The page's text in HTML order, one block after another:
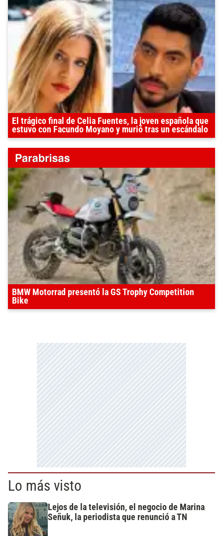
El trágico final de Celia Fuentes, la joven española que
estuvo con Facundo Moyano y murió tras un escándalo
BMW Motorrad presentó la GS Trophy Competition
Bike
Lo más visto
Lejos de la televisión, el negocio de Marina
Señuk, la periodista que renunció a TN